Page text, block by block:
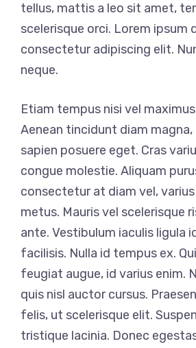
tellus, mattis a leo sit amet,
scelerisque orci. Lorem ipsum
consectetur adipiscing elit.
neque.
Etiam tempus nisi vel
Aenean tincidunt diam
sapien posuere eget. Cras
congue molestie. Aliquam
consectetur at diam vel,
metus. Mauris vel scelerisque
ante. Vestibulum iaculis ligula
facilisis. Nulla id tempus ex.
feugiat augue, id varius enim.
quis nisl auctor cursus.
felis, ut scelerisque elit.
tristique lacinia. Donec